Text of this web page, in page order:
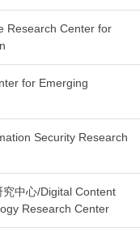
Research Center for
for Emerging
Security Research
中心/Digital Content
Research Center